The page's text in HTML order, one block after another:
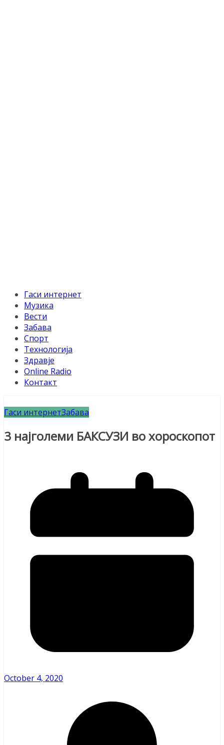
Гаси интернет
Музика
Вести
Забава
Спорт
Технологија
Здравје
Online Radio
Контакт
Гаси интернетЗабава
3 најголеми БАКСУЗИ во хороскопот
October 4, 2020